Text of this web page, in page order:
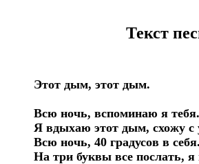
Текст
Этот дым, этот дым.
Всю ночь, вспоминаю я
Я вдыхаю этот дым, схожу с
Всю ночь, 40 градусов в
На три буквы все послать, я